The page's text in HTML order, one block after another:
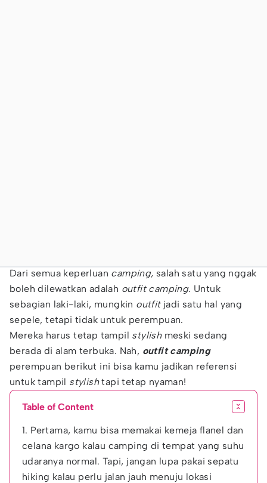
Dari semua keperluan camping, salah satu yang nggak
boleh dilewatkan adalah outfit camping. Untuk
sebagian laki-laki, mungkin outfitjadi satu hal yang
sepele, tetapi tidak untuk perempuan.
Mereka harus tetap tampil stylishmeski sedang
berada di alam terbuka. Nah, outfit camping
perempuan berikut ini bisa kamu jadikan referensi
untuk tampil stylishtapi tetap nyaman!
Table of Content
1. Pertama, kamu bisa memakai kemeja flanel dan
celana kargo kalau camping di tempat yang suhu
udaranya normal. Tapi, jangan lupa pakai sepatu
hiking kalau perlu jalan jauh menuju lokasi